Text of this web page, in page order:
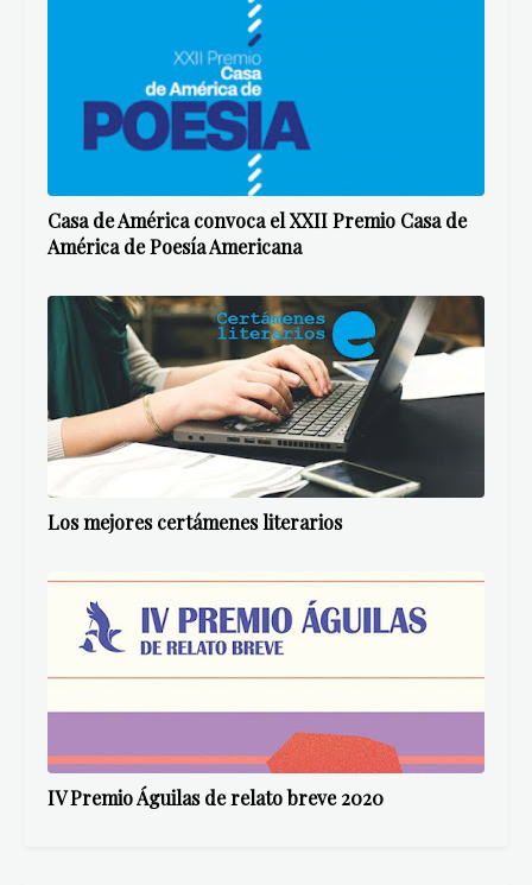
Casa de América convoca el XXII Premio Casa de
América de Poesía Americana
Los mejores certámenes literarios
IV Premio Águilas de relato breve 2020